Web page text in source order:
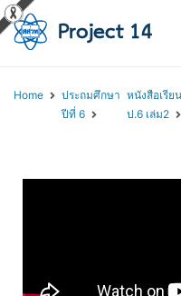
Home
ประถมศึกษา
ปีที่ 6
หนังสือเรีย
ป.6 เล่ม2